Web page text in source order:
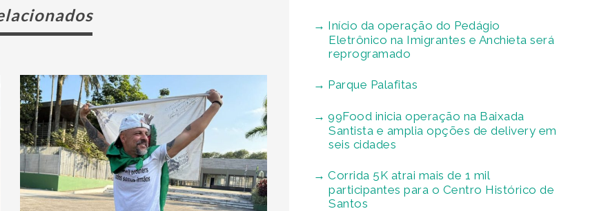
Início da operação do Pedágio
Eletrônico na Imigrantes e Anchieta será
reprogramado
Parque Palafitas
99Food inicia operação na Baixada
Santista e amplia opções de delivery em
seis cidades
Corrida 5K atrai mais de 1 mil
participantes para o Centro Histórico de
Santos